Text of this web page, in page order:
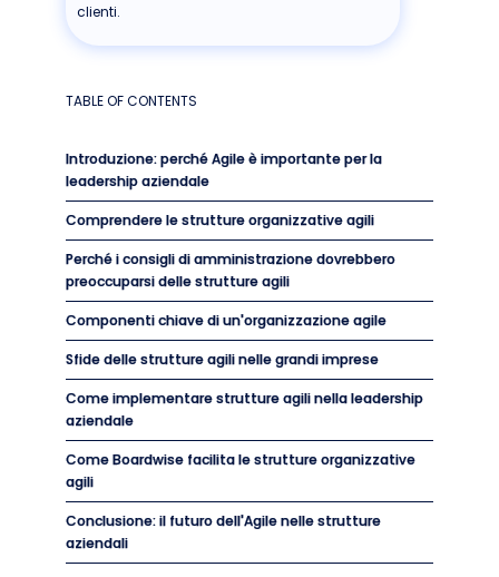
clienti.
TABLE OF CONTENTS
Introduzione: perché Agile è importante per la
leadership aziendale
Comprendere le strutture organizzative agili
Perché i consigli di amministrazione dovrebbero
preoccuparsi delle strutture agili
Componenti chiave di un'organizzazione agile
Sfide delle strutture agili nelle grandi imprese
Come implementare strutture agili nella leadership
aziendale
Come Boardwise facilita le strutture organizzative
agili
Conclusione: il futuro dell'Agile nelle strutture
aziendali